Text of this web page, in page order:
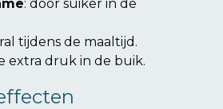
: door suiker in de
tijdens de maaltijd.
extra druk in de buik.